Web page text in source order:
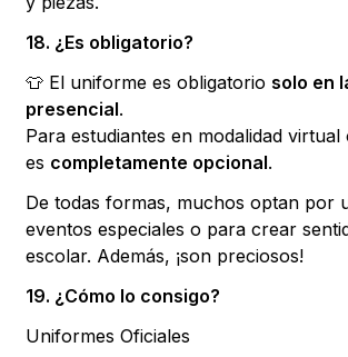
18. ¿Es obligatorio?
👕 El uniforme es obligatoriosolo en
presencial.
Para estudiantes en modalidad
es completamente opcional.
De todas formas, muchos optan por
eventos especiales o para crear
escolar. Además, ¡son preciosos!
19. ¿Cómo lo consigo?
Uniformes Oficiales